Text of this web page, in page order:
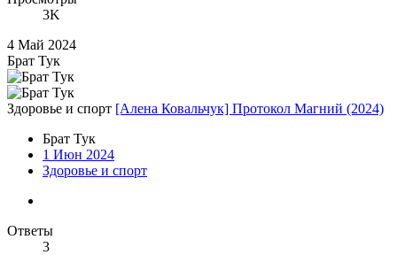
3K
4 Май 2024
Брат Тук
Здоровье и спорт [Алена Ковальчук] Протокол Магний (2024)
Брат Тук
1 Июн 2024
Здоровье и спорт
Ответы
3